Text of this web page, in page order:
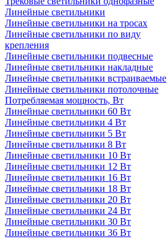
Линейные светильники
Линейные светильники на тросах
Линейные светильники по виду
крепления
Линейные светильники подвесные
Линейные светильники накладные
Линейные светильники встраиваемые
Линейные светильники потолочные
Потребляемая мощность, Вт
Линейные светильники 60 Вт
Линейные светильники 4 Вт
Линейные светильники 5 Вт
Линейные светильники 8 Вт
Линейные светильники 10 Вт
Линейные светильники 12 Вт
Линейные светильники 16 Вт
Линейные светильники 18 Вт
Линейные светильники 20 Вт
Линейные светильники 24 Вт
Линейные светильники 30 Вт
Линейные светильники 36 Вт